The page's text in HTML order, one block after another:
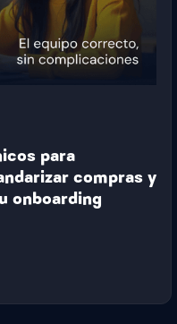
para
compras y
onboarding